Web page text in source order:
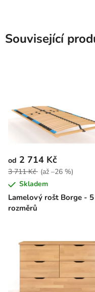
Související
Lamelový rošt Borge - 5
rozměrů
od 2 714 Kč
3 711 Kč (až –26 %)
Skladem